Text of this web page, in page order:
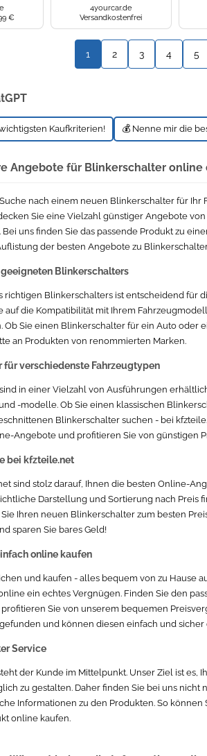
€
4yourcar.de
Versandkostenfrei
1 2 3 4 5
Kaufkriterien! 💰 Nenne mir die
Angebote für Blinkerschalter online
nach einem neuen Blinkerschalter für Ihr
Sie eine Vielzahl günstiger Angebote
uns finden Sie das passende Produkt zu
der besten Angebote zu
Blinkerschalters
richtigen Blinkerschalters ist entscheidend für
auf die Kompatibilität mit Ihrem
Ob Sie einen Blinkerschalter für ein Auto oder
an Produkten von renommierten Marken.
für verschiedenste Fahrzeugtypen
in einer Vielzahl von Ausführungen
-modelle. Ob Sie einen klassischen
Blinkerschalter suchen - bei
Angebote und profitieren Sie von günstigen
bei kfzteile.net
sind stolz darauf, Ihnen die besten Online-
Darstellung und Sortierung nach Preis
Sie Ihren neuen Blinkerschalter zum besten
sparen Sie bares Geld!
online kaufen
und kaufen - alles bequem von zu Hause
ein echtes Vergnügen. Finden Sie den
Sie von unserem bequemen
und können diesen einfach und
Service
der Kunde im Mittelpunkt. Unser Ziel ist es,
zu gestalten. Daher finden Sie bei uns
Informationen zu den Produkten. So
online kaufen.